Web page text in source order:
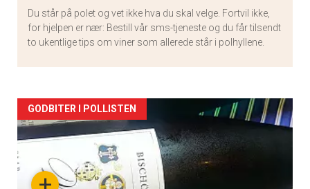
Du står på polet og vet ikke hva du skal velge. Fortvil ikke,
for hjelpen er nær: Bestill vår sms-tjeneste og du får tilsendt
to ukentlige tips om viner som allerede står i polhyllene.
Artikler
detail
-
GODBITER I POLLISTEN